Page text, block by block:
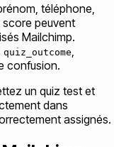
téléphone,
score peuvent
Mailchimp.
quiz_outcome
confusion.
un quiz test et
dans
assignés.